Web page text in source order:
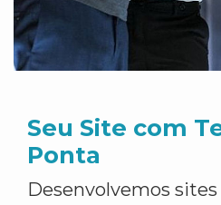
Seu Site com
Ponta
Desenvolvemos